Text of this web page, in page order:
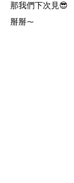
那我們下次見😎
掰掰～